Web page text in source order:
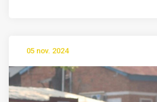
05 nov. 2024